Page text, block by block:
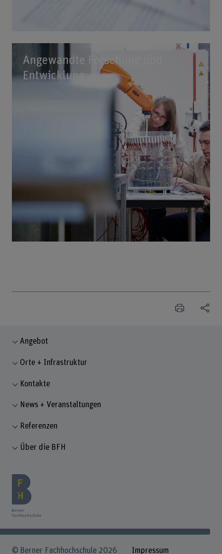
Angewandte Forschung und
Entwicklung
Angebot
Orte + Infrastruktur
Kontakte
News + Veranstaltungen
Referenzen
Über die BFH
© Berner Fachhochschule 2026 Impressum